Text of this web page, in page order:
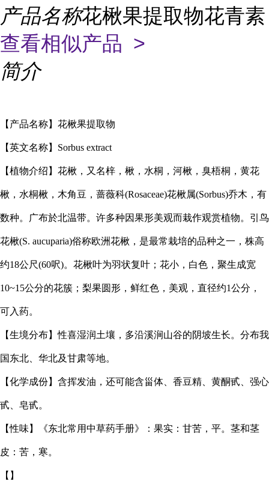
产品名称花楸果提取物花青素
查看相似产品 >
简介
【产品名称】花楸果提取物
【英文名称】 Sorbus extract
【植物介绍】花楸，又名梓，楸，水桐，河楸，臭梧桐，黄花
楸，水桐楸，木角豆，蔷薇科(Rosaceae)花楸属(Sorbus)乔木，有
数种。广布於北温带。许多种因果形美观而栽作观赏植物。引鸟
花楸(S. aucuparia)俗称欧洲花楸，是最常栽培的品种之一，株高
约18公尺(60呎)。花楸叶为羽状复叶；花小，白色，聚生成宽
10~15公分的花簇；梨果圆形，鲜红色，美观，直径约1公分，
可入药。
【生境分布】性喜湿润土壤，多沿溪涧山谷的阴坡生长。分布我
国东北、华北及甘肃等地。
【化学成份】含挥发油，还可能含甾体、香豆精、黄酮甙、强心
甙、皂甙。
【性味】《东北常用中草药手册》：果实：甘苦，平。茎和茎
皮：苦，寒。
【】